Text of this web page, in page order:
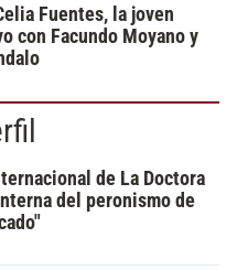
Fuentes, la joven
con Facundo Moyano y
de La Doctora
del peronismo de